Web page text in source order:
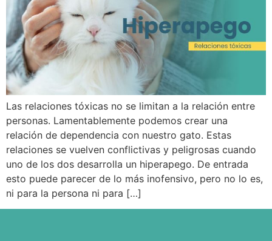
Las relaciones tóxicas no se limitan a la relación entre
personas. Lamentablemente podemos crear una
relación de dependencia con nuestro gato. Estas
relaciones se vuelven conflictivas y peligrosas cuando
uno de los dos desarrolla un hiperapego. De entrada
esto puede parecer de lo más inofensivo, pero no lo es,
ni para la persona ni para […]